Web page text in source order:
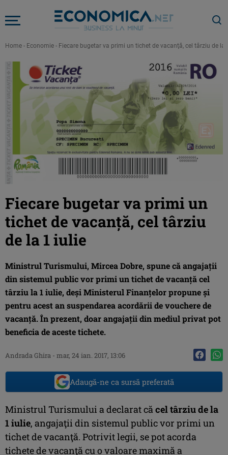
Home - Economie - Fiecare bugetar va primi un tichet de vacanţă, cel târziu de la
Fiecare bugetar va primi un
tichet de vacanţă, cel târziu
de la 1 iulie
Ministrul Turismului, Mircea Dobre, spune că angajaţii
din sistemul public vor primi un tichet de vacanţă cel
târziu la 1 iulie, deşi Ministerul Finanţelor propune şi
pentru acest an suspendarea acordării de vouchere de
vacanţă. În prezent, doar angajaţii din mediul privat pot
beneficia de aceste tichete.
Andrada Ghira - mar, 24 ian. 2017, 13:06
Adaugă-ne ca sursă preferată
Ministrul Turismului a declarat căcel târziu de la
1 iulie, angajaţii din sistemul public vor primi un
tichet de vacanţă. Potrivit legii, se pot acorda
tichete de vacanţă cu o valoare maximă a